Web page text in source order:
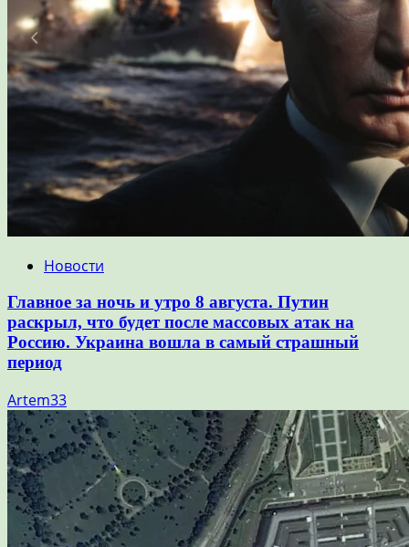
Новости
Главное за ночь и утро 8 августа. Путин
раскрыл, что будет после массовых атак на
Россию. Украина вошла в самый страшный
период
Artem33